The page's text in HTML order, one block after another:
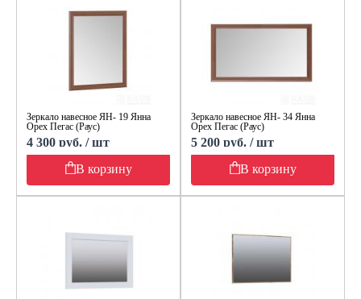
Зеркало навесное ЯН- 19 Янна
Орех Пегас (Раус)
4 300 руб. / шт
В корзину
Зеркало навесное ЯН- 34 Янна
Орех Пегас (Раус)
5 200 руб. / шт
В корзину